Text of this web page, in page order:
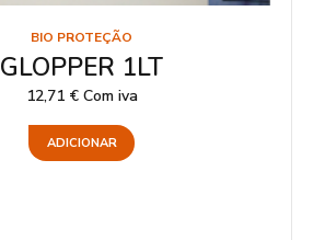
BIO PROTEÇÃO
GLOPPER 1LT
12,71 € Com iva
ADICIONAR